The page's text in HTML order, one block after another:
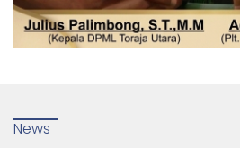
News